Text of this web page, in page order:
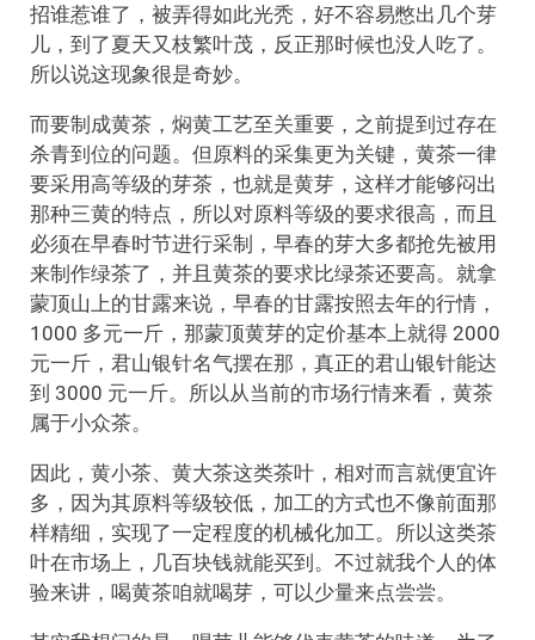
招谁惹谁了，被弄得如此光秃，好不容易憋出几个芽
儿，到了夏天又枝繁叶茂，反正那时候也没人吃了。
所以说这现象很是奇妙。
而要制成黄茶，焖黄工艺至关重要，之前提到过存在
杀青到位的问题。但原料的采集更为关键，黄茶一律
要采用高等级的芽茶，也就是黄芽，这样才能够闷出
那种三黄的特点，所以对原料等级的要求很高，而且
必须在早春时节进行采制，早春的芽大多都抢先被用
来制作绿茶了，并且黄茶的要求比绿茶还要高。就拿
蒙顶山上的甘露来说，早春的甘露按照去年的行情，
1000 多元一斤，那蒙顶黄芽的定价基本上就得 2000
元一斤，君山银针名气摆在那，真正的君山银针能达
到 3000 元一斤。所以从当前的市场行情来看，黄茶
属于小众茶。
因此，黄小茶、黄大茶这类茶叶，相对而言就便宜许
多，因为其原料等级较低，加工的方式也不像前面那
样精细，实现了一定程度的机械化加工。所以这类茶
叶在市场上，几百块钱就能买到。不过就我个人的体
验来讲，喝黄茶咱就喝芽，可以少量来点尝尝。